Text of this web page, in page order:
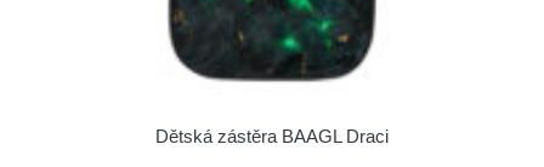
Dětská zástěra BAAGL Draci